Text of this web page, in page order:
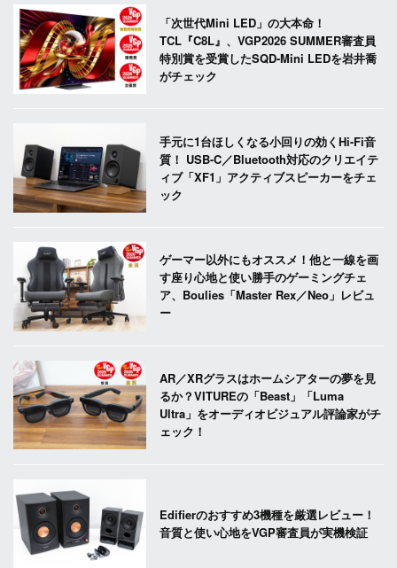
「次世代Mini LED」の大本命！
TCL『C8L』、VGP2026 SUMMER審査員
特別賞を受賞したSQD-Mini LEDを岩井喬
がチェック
手元に1台ほしくなる小回りの効くHi-Fi音
質！ USB-C／Bluetooth対応のクリエイテ
ィブ「XF1」アクティブスピーカーをチェ
ック
ゲーマー以外にもオススメ！他と一線を画
す座り心地と使い勝手のゲーミングチェ
ア、Boulies「Master Rex／Neo」レビュ
ー
AR／XRグラスはホームシアターの夢を見
るか？VITUREの「Beast」「Luma
Ultra」をオーディオビジュアル評論家がチ
ェック！
Edifierのおすすめ3機種を厳選レビュー！
音質と使い心地をVGP審査員が実機検証